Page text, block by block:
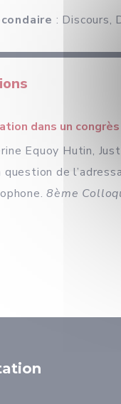
: Discours,
dans un congrès
Equoy Hutin,
question de
8ème